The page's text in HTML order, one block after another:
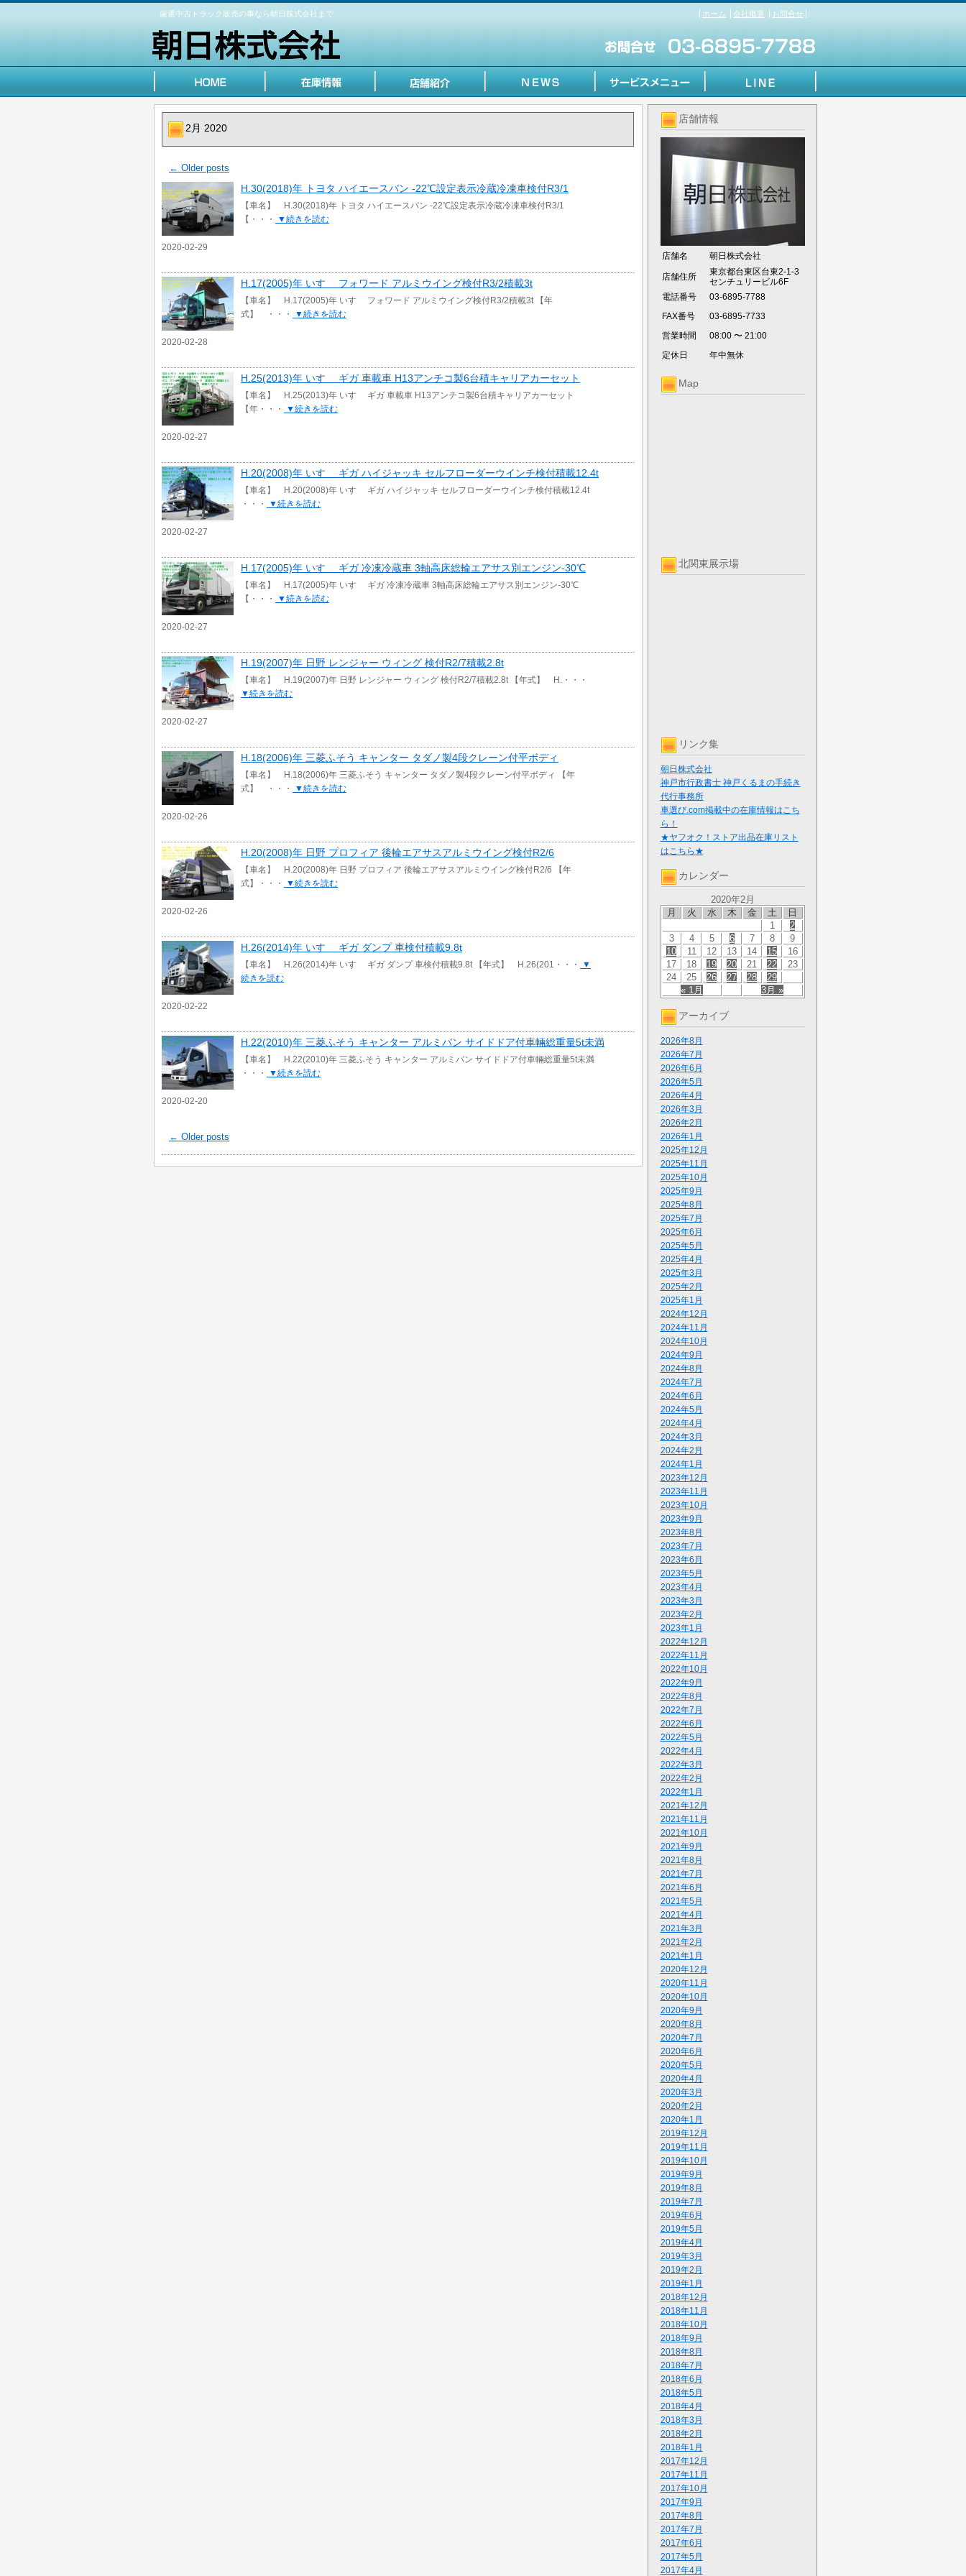
厳選中古トラック販売の事なら朝日株式会社まで ホーム 会社概要 お問合せ
店舗情報
店舗名 朝日株式会社
店舗住所
東京都台東区台東2-1-3
センチュリービル6F
電話番号
03-6895-7788
FAX番号
03-6895-7733
営業時間
08:00 〜 21:00
定休日
年中無休
Map
北関東展示場
リンク集
朝日株式会社
神戸市行政書士 神戸くるまの手続き
代行事務所
車選び.com掲載中の在庫情報はこち
ら！
★ヤフオク！ストア出品在庫リスト
はこちら★
カレンダー
2020年2月
月
火 水 木 金 土 日
« 1月 3月 »
1
2
3
4 5 6 7 8
9
10
11 12 13 14 15
16
17
18 19 20 21 22
23
24
25 26 27 28 29
アーカイブ
2026年8月
2026年7月
2026年6月
2026年5月
2026年4月
2026年3月
2026年2月
2026年1月
2025年12月
2025年11月
2025年10月
2025年9月
2025年8月
2025年7月
2025年6月
2025年5月
2025年4月
2025年3月
2025年2月
2025年1月
2024年12月
2024年11月
2024年10月
2024年9月
2024年8月
2024年7月
2024年6月
2024年5月
2024年4月
2024年3月
2024年2月
2024年1月
2023年12月
2023年11月
2023年10月
2023年9月
2023年8月
2023年7月
2023年6月
2023年5月
2023年4月
2023年3月
2023年2月
2023年1月
2022年12月
2022年11月
2022年10月
2022年9月
2022年8月
2022年7月
2022年6月
2022年5月
2022年4月
2022年3月
2022年2月
2022年1月
2021年12月
2021年11月
2021年10月
2021年9月
2021年8月
2021年7月
2021年6月
2021年5月
2021年4月
2021年3月
2021年2月
2021年1月
2020年12月
2020年11月
2020年10月
2020年9月
2020年8月
2020年7月
2020年6月
2020年5月
2020年4月
2020年3月
2020年2月
2020年1月
2019年12月
2019年11月
2019年10月
2019年9月
2019年8月
2019年7月
2019年6月
2019年5月
2019年4月
2019年3月
2019年2月
2019年1月
2018年12月
2018年11月
2018年10月
2018年9月
2018年8月
2018年7月
2018年6月
2018年5月
2018年4月
2018年3月
2018年2月
2018年1月
2017年12月
2017年11月
2017年10月
2017年9月
2017年8月
2017年7月
2017年6月
2017年5月
2017年4月
2月 2020
← Older posts
H.30(2018)年 トヨタ ハイエースバン -22℃設定表示冷蔵冷凍車検付R3/1
【車名】 H.30(2018)年 トヨタ ハイエースバン -22℃設定表示冷蔵冷凍車検付R3/1
【・・・
▼続きを読む
2020-02-29
H.17(2005)年 いすゞ フォワード アルミウイング検付R3/2積載3t
【車名】 H.17(2005)年 いすゞ フォワード アルミウイング検付R3/2積載3t 【年
式】 ・・・
▼続きを読む
2020-02-28
H.25(2013)年 いすゞ ギガ 車載車 H13アンチコ製6台積キャリアカーセット
【車名】 H.25(2013)年 いすゞ ギガ 車載車 H13アンチコ製6台積キャリアカーセット
【年・・・
▼続きを読む
2020-02-27
H.20(2008)年 いすゞ ギガ ハイジャッキ セルフローダーウインチ検付積載12.4t
【車名】 H.20(2008)年 いすゞ ギガ ハイジャッキ セルフローダーウインチ検付積載12.4t
・・・
▼続きを読む
2020-02-27
H.17(2005)年 いすゞ ギガ 冷凍冷蔵車 3軸高床総輪エアサス別エンジン-30℃
【車名】 H.17(2005)年 いすゞ ギガ 冷凍冷蔵車 3軸高床総輪エアサス別エンジン-30℃
【・・・
▼続きを読む
2020-02-27
H.19(2007)年 日野 レンジャー ウィング 検付R2/7積載2.8t
【車名】 H.19(2007)年 日野 レンジャー ウィング 検付R2/7積載2.8t 【年式】 H.・・・
▼続きを読む
2020-02-27
H.18(2006)年 三菱ふそう キャンター タダノ製4段クレーン付平ボディ
【車名】 H.18(2006)年 三菱ふそう キャンター タダノ製4段クレーン付平ボディ 【年
式】 ・・・
▼続きを読む
2020-02-26
H.20(2008)年 日野 プロフィア 後輪エアサスアルミウイング検付R2/6
【車名】 H.20(2008)年 日野 プロフィア 後輪エアサスアルミウイング検付R2/6 【年
式】・・・
▼続きを読む
2020-02-26
H.26(2014)年 いすゞ ギガ ダンプ 車検付積載9.8t
【車名】 H.26(2014)年 いすゞ ギガ ダンプ 車検付積載9.8t 【年式】 H.26(201・・・
▼
続きを読む
2020-02-22
H.22(2010)年 三菱ふそう キャンター アルミバン サイドドア付車輛総重量5t未満
【車名】 H.22(2010)年 三菱ふそう キャンター アルミバン サイドドア付車輛総重量5t未満
・・・
▼続きを読む
2020-02-20
← Older posts